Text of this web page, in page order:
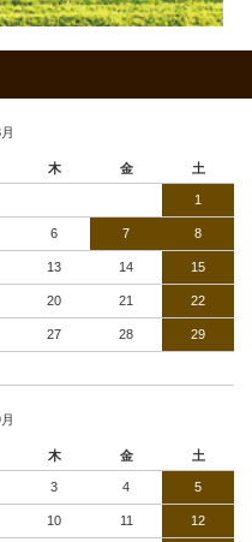
木 金 土
1
6 7 8
13 14 15
20 21 22
27 28 29
木 金 土
3 4 5
10 11 12